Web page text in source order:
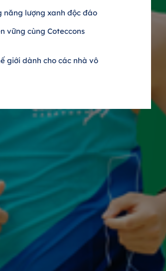
năng lượng xanh độc đáo
vững cùng Coteccons
giới dành cho các nhà vô